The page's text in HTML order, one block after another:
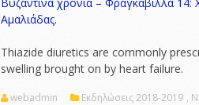
τάξη.
Αμαλιάδας.
Thiazide diuretics are commonly
swelling brought on by heart failure.
webadmin Εκδηλώσεις 2018-2019 ,